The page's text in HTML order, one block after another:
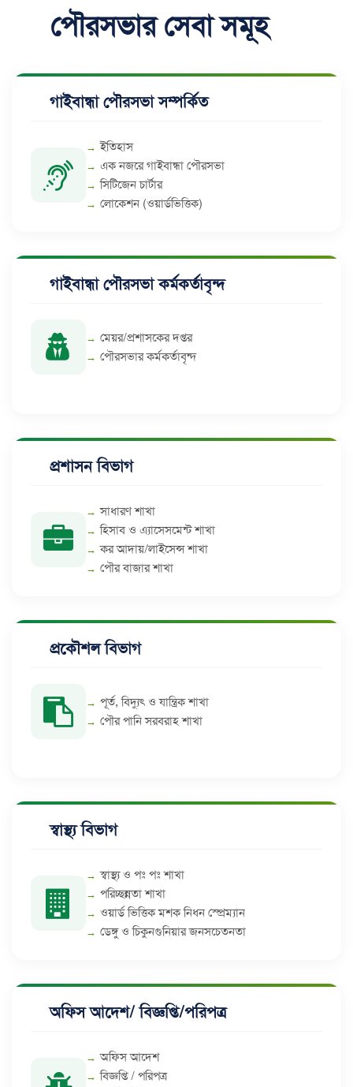
পৌরসভার সেবা সমূহ
গাইবান্ধা পৌরসভা সম্পর্কিত
ইতিহাস
এক নজরে গাইবান্ধা পৌরসভা
সিটিজেন চার্টার
লোকেশন (ওয়ার্ডভিত্তিক)
গাইবান্ধা পৌরসভা কর্মকর্তাবৃন্দ
মেয়র/প্রশাসকের দপ্তর
পৌরসভার কর্মকর্তাবৃন্দ
প্রশাসন বিভাগ
সাধারণ শাখা
হিসাব ও এ্যাসেসমেন্ট শাখা
কর আদায়/লাইসেন্স শাখা
পৌর বাজার শাখা
প্রকৌশল বিভাগ
পূর্ত, বিদ্যুৎ ও যান্ত্রিক শাখা
পৌর পানি সরবরাহ শাখা
স্বাস্থ্য বিভাগ
স্বাস্থ্য ও পঃ পঃ শাখা
পরিচ্ছন্নতা শাখা
ওয়ার্ড ভিত্তিক মশক নিধন স্প্রেম্যান
ডেঙ্গু ও চিকুনগুনিয়ার জনসচেতনতা
অফিস আদেশ/ বিজ্ঞপ্তি/পরিপত্র
অফিস আদেশ
বিজ্ঞপ্তি / পরিপত্র